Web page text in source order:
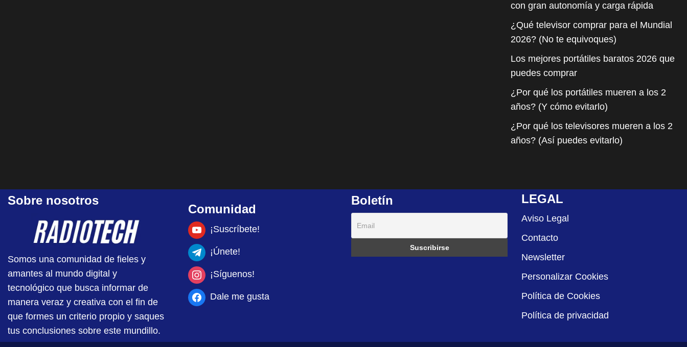
con gran autonomía y carga rápida
¿Qué televisor comprar para el Mundial
2026? (No te equivoques)
Los mejores portátiles baratos 2026 que
puedes comprar
¿Por qué los portátiles mueren a los 2
años? (Y cómo evitarlo)
¿Por qué los televisores mueren a los 2
años? (Así puedes evitarlo)
Sobre nosotros
Somos una comunidad de fieles y
amantes al mundo digital y
tecnológico que busca informar de
manera veraz y creativa con el fin de
que formes un criterio propio y saques
tus conclusiones sobre este mundillo.
Comunidad
¡Suscríbete!
¡Únete!
¡Síguenos!
Dale me gusta
Boletín LEGAL
Aviso Legal
Contacto
Newsletter
Personalizar Cookies
Política de Cookies
Política de privacidad